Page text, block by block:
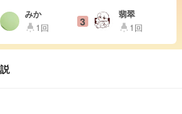
みか
highlight 1回 3
翡翠
highlight 1回